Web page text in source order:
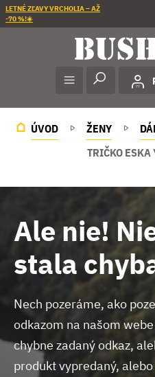
LETNÉ ZĽAVY VRCHOLIA – AŽ
-70 %!☀️
ÚVOD ŽENY
TRIČKO ESKA
Ale nie!
stala
Nech pozeráme, ako
odkazom na našom
chybne zadaný odkaz,
produkt vypredaný,